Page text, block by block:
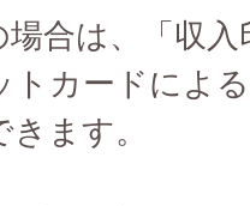
合は、「収
トカードによ
ます。